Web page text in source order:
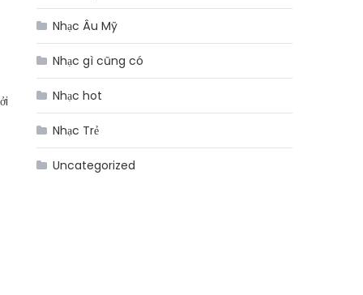
Nhạc Âu Mỹ
Nhạc gì cũng có
Nhạc hot
Nhạc Trẻ
Uncategorized